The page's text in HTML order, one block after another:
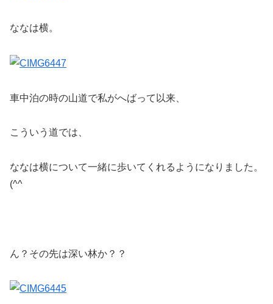
ななは横。
車中泊の時の山道で私がへばって以来、
こういう道では、
ななは横について一緒に歩いてくれるようになりました。
(^^ゞ
ん？その先は深い林か？？